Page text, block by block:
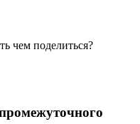
чем поделиться?